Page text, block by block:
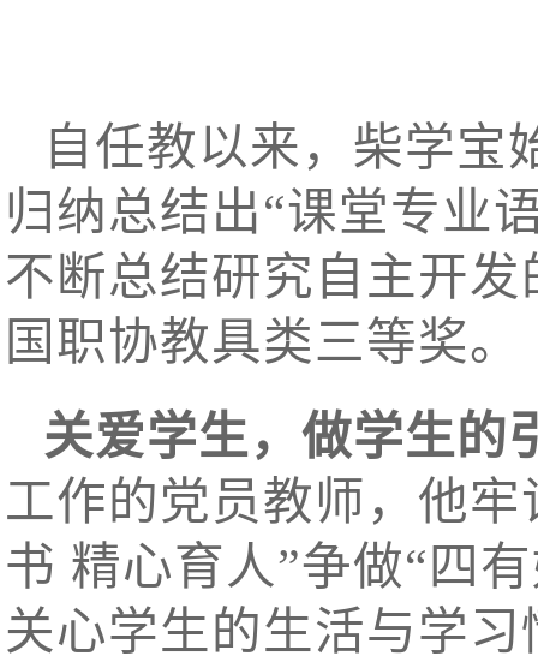
自任教以来，柴学宝
归纳总结出“课堂专业
不断总结研究自主开
国职协教具类三等奖。
关爱学生，做学生的
工作的党员教师，他
书 精心育人”争做“四
关心学生的生活与学